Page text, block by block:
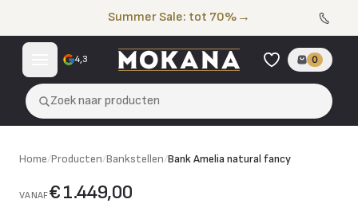
Summer Sale: tot 70% →
4,3 0
Zoek naar producten
Home/Producten/Bankstellen/Bank Amelia natural fancy
VANAF€ 1.449,00